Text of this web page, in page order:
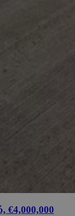
€4,000,000